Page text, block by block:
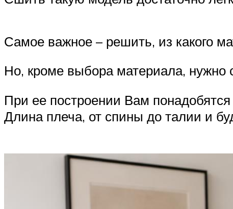
Самое важное – решить, из какого
Но, кроме выбора материала, нужно
При ее построении Вам
Длина плеча, от спины до талии и